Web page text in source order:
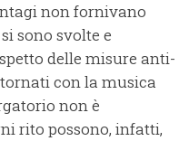
non fornivano
sono svolte e
delle misure anti-
con la musica
non è
rito possono, infatti,